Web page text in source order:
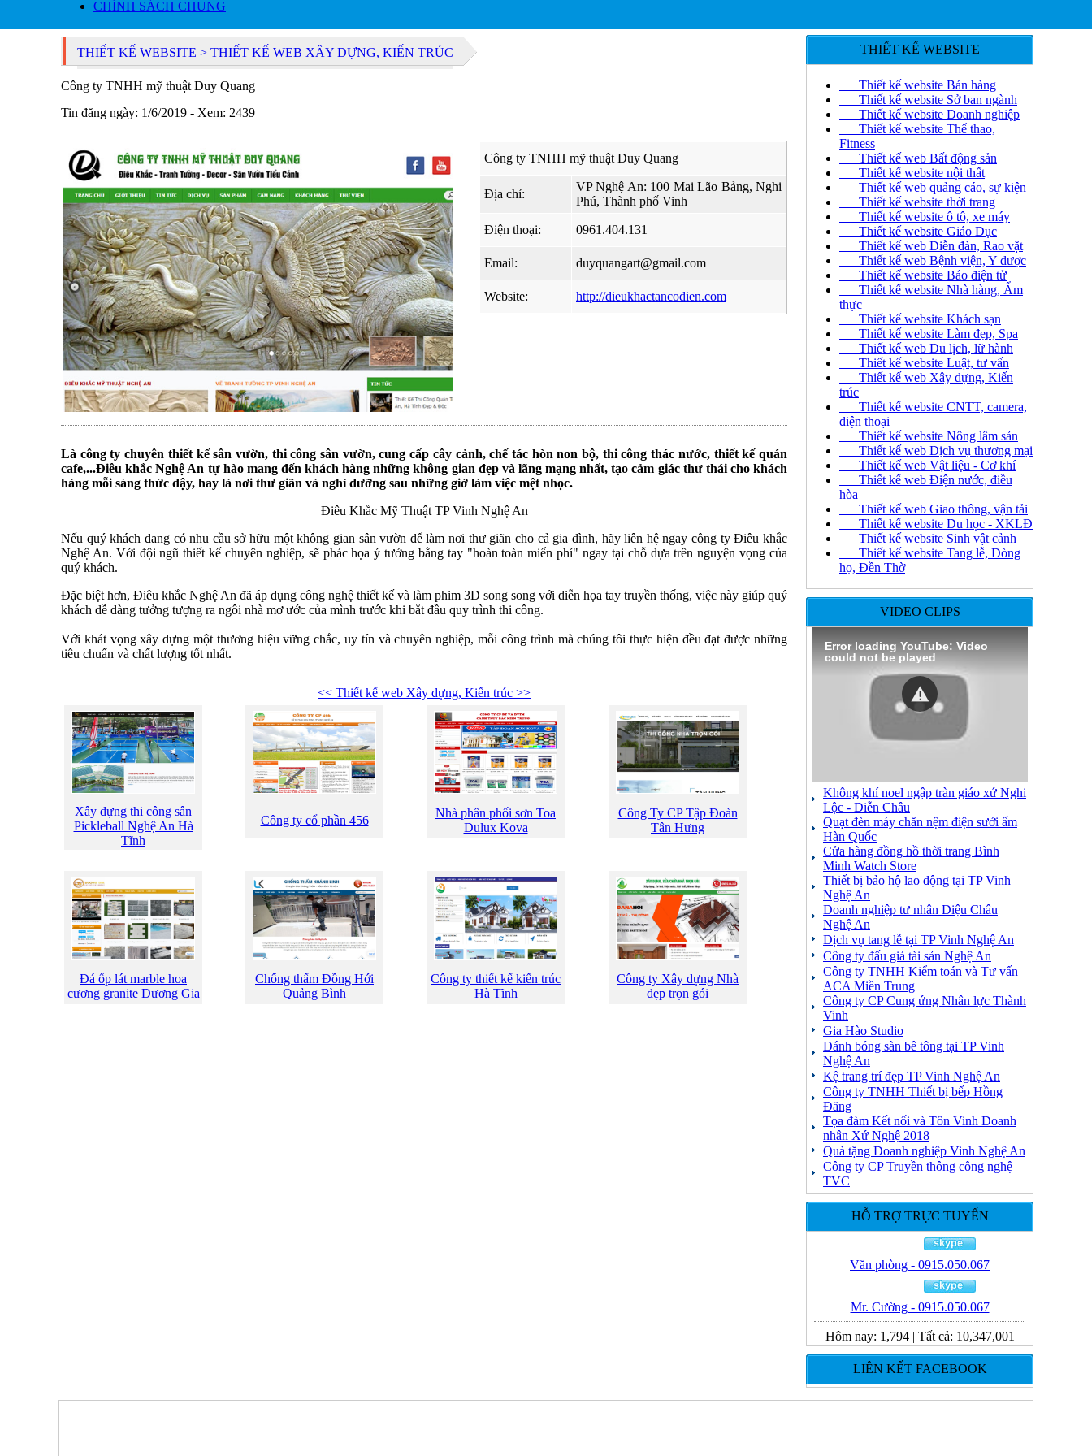
CHÍNH SÁCH CHUNG
THIẾT KẾ WEBSITE > THIẾT KẾ WEB XÂY DỰNG, KIẾN TRÚC
Công ty TNHH mỹ thuật Duy Quang
Tin đăng ngày: 1/6/2019 - Xem: 2439
Công ty TNHH mỹ thuật Duy Quang
Địa chỉ:
VP Nghệ An: 100 Mai Lão Bảng, Nghi
Phú, Thành phố Vinh
Điện thoại: 0961.404.131
Email: duyquangart@gmail.com
Website: http://dieukhactancodien.com
Là công ty chuyên thiết kế sân vườn, thi công sân vườn, cung cấp cây cảnh, chế tác hòn non bộ, thi công thác nước, thiết kế quán
cafe,...Điêu khắc Nghệ An tự hào mang đến khách hàng những không gian đẹp và lãng mạng nhất, tạo cảm giác thư thái cho khách
hàng mỗi sáng thức dậy, hay là nơi thư giãn và nghỉ dưỡng sau những giờ làm việc mệt nhọc.
Điêu Khắc Mỹ Thuật TP Vinh Nghệ An
Nếu quý khách đang có nhu cầu sở hữu một không gian sân vườn để làm nơi thư giãn cho cả gia đình, hãy liên hệ ngay công ty Điêu khắc
Nghệ An. Với đội ngũ thiết kế chuyên nghiệp, sẽ phác họa ý tưởng bằng tay "hoàn toàn miển phí" ngay tại chỗ dựa trên nguyện vọng của
quý khách.
Đặc biệt hơn, Điêu khắc Nghệ An đã áp dụng công nghệ thiết kế và làm phim 3D song song với diễn họa tay truyền thống, việc này giúp quý
khách dễ dàng tưởng tượng ra ngôi nhà mơ ước của mình trước khi bắt đầu quy trình thi công.
Với khát vọng xây dựng một thương hiệu vững chắc, uy tín và chuyên nghiệp, mỗi công trình mà chúng tôi thực hiện đều đạt được những
tiêu chuẩn và chất lượng tốt nhất.
<< Thiết kế web Xây dựng, Kiến trúc >>
Xây dựng thi công sân
Pickleball Nghệ An Hà
Tĩnh
Công ty cổ phần 456
Nhà phân phối sơn Toa
Dulux Kova
Công Ty CP Tập Đoàn
Tân Hưng
Đá ốp lát marble hoa
cương granite Dương Gia
Chống thấm Đồng Hới
Quảng Bình
Công ty thiết kế kiến trúc
Hà Tĩnh
Công ty Xây dựng Nhà
đẹp trọn gói
THIẾT KẾ WEBSITE
Thiết kế website Bán hàng
Thiết kế website Sở ban ngành
Thiết kế website Doanh nghiệp
Thiết kế website Thể thao,
Fitness
Thiết kế web Bất động sản
Thiết kế website nội thất
Thiết kế web quảng cáo, sự kiện
Thiết kế website thời trang
Thiết kế website ô tô, xe máy
Thiết kế website Giáo Dục
Thiết kế web Diễn đàn, Rao vặt
Thiết kế web Bệnh viện, Y dược
Thiết kế website Báo điện tử
Thiết kế website Nhà hàng, Ẩm
thực
Thiết kế website Khách sạn
Thiết kế website Làm đẹp, Spa
Thiết kế web Du lịch, lữ hành
Thiết kế website Luật, tư vấn
Thiết kế web Xây dựng, Kiến
trúc
Thiết kế website CNTT, camera,
điện thoại
Thiết kế website Nông lâm sản
Thiết kế web Dịch vụ thương mại
Thiết kế web Vật liệu - Cơ khí
Thiết kế web Điện nước, điều
hòa
Thiết kế web Giao thông, vận tải
Thiết kế website Du học - XKLĐ
Thiết kế website Sinh vật cảnh
Thiết kế website Tang lễ, Dòng
họ, Đền Thờ
VIDEO CLIPS
Error loading YouTube: Video
could not be played
Không khí noel ngập tràn giáo xứ Nghi
Lộc - Diễn Châu
Quạt đèn máy chăn nệm điện sưởi ấm
Hàn Quốc
Cửa hàng đồng hồ thời trang Bình
Minh Watch Store
Thiết bị bảo hộ lao động tại TP Vinh
Nghệ An
Doanh nghiệp tư nhân Diệu Châu
Nghệ An
Dịch vụ tang lễ tại TP Vinh Nghệ An
Công ty đấu giá tài sản Nghệ An
Công ty TNHH Kiểm toán và Tư vấn
ACA Miền Trung
Công ty CP Cung ứng Nhân lực Thành
Vinh
Gia Hào Studio
Đánh bóng sàn bê tông tại TP Vinh
Nghệ An
Kệ trang trí đẹp TP Vinh Nghệ An
Công ty TNHH Thiết bị bếp Hồng
Đăng
Tọa đàm Kết nối và Tôn Vinh Doanh
nhân Xứ Nghệ 2018
Quà tặng Doanh nghiệp Vinh Nghệ An
Công ty CP Truyền thông công nghệ
TVC
HỖ TRỢ TRỰC TUYẾN
Văn phòng - 0915.050.067
Mr. Cường - 0915.050.067
Hôm nay: 1,794| Tất cả: 10,347,001
LIÊN KẾT FACEBOOK